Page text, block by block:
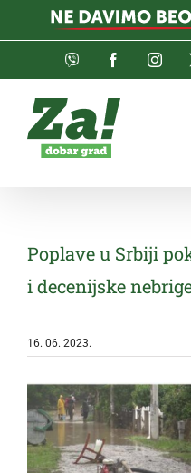
Viber Facebook
Poplave u Srbiji
i decenijske
16. 06. 2023.